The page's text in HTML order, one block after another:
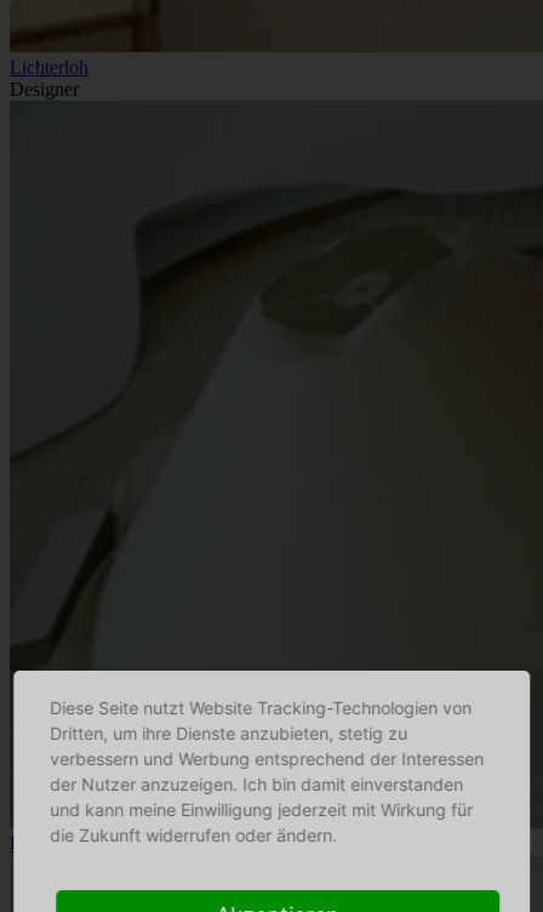
Lichterloh
Designer
Fitz Leuchtenmanufaktur
Diese Seite nutzt Website Tracking-Technologien von
Dritten, um ihre Dienste anzubieten, stetig zu
verbessern und Werbung entsprechend der Interessen
der Nutzer anzuzeigen. Ich bin damit einverstanden
und kann meine Einwilligung jederzeit mit Wirkung für
die Zukunft widerrufen oder ändern.